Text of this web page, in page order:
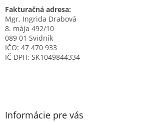
Fakturačná adresa:
Mgr. Ingrida Drabová
8. mája 492/10
089 01 Svidník
IČO: 47 470 933
IČ DPH: SK1049844334
Informácie pre vás